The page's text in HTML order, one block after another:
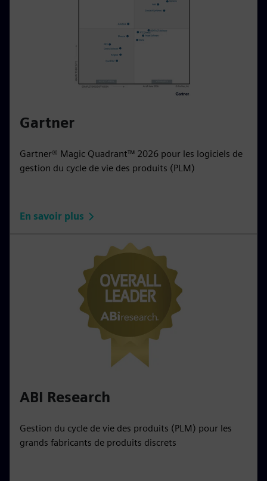
Gartner
Gartner® Magic Quadrant™ 2026 pour les logiciels de
gestion du cycle de vie des produits (PLM)
En savoir plus
ABI Research
Gestion du cycle de vie des produits (PLM) pour les
grands fabricants de produits discrets